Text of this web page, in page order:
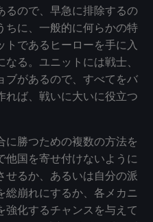
るので、早急に排除するの
ちに、一般的に何らかの特
であるヒーローを手に入
る。ユニットには戦士、
ブがあるので、すべてをバ
れば、戦いに大いに役立つ
に勝つための複数の方法を
他国を寄せ付けないように
せるか、あるいは自分の派
総崩れにするか、各メカニ
強化するチャンスを与えて